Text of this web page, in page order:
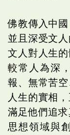
佛教傳入中
並且深受文
文人對人生
較常人為深
報、無常苦
人生的實相
滿足他們追
思想領域與